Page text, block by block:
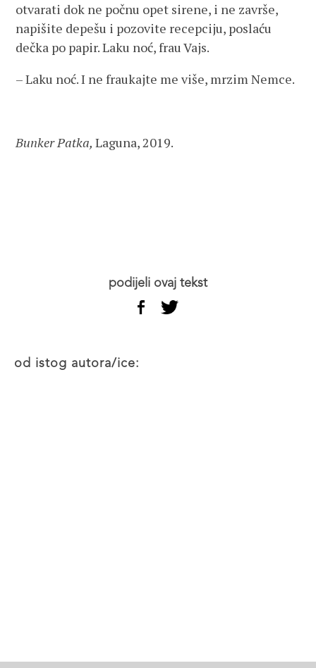
otvarati dok ne počnu opet sirene, i ne završe,
napišite depešu i pozovite recepciju, poslaću
dečka po papir. Laku noć, frau Vajs.
– Laku noć. I ne fraukajte me više, mrzim Nemce.
Bunker Patka,Laguna, 2019.
podijeli ovaj tekst
od istog autora/ice: